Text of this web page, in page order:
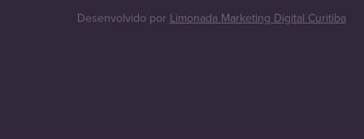
Desenvolvido porLimonada Marketing Digital Curitiba